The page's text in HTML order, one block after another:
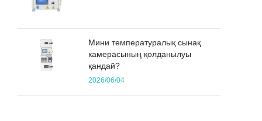
Мини температуралық сынақ
камерасының қолданылуы
қандай?
2026/06/04